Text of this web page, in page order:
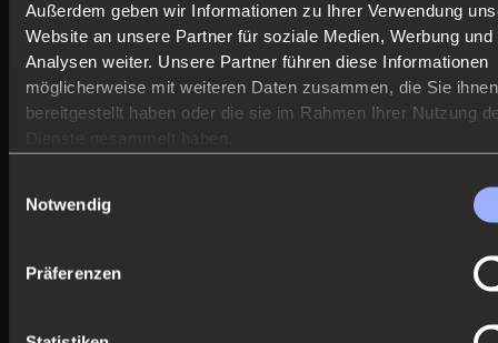
Außerdem geben wir Informationen zu Ihrer Verwendung
Website an unsere Partner für soziale Medien, Werbung und
Analysen weiter. Unsere Partner führen diese Informationen
möglicherweise mit weiteren Daten zusammen, die Sie ihnen
bereitgestellt haben oder die sie im Rahmen Ihrer Nutzung
Notwendig
Präferenzen